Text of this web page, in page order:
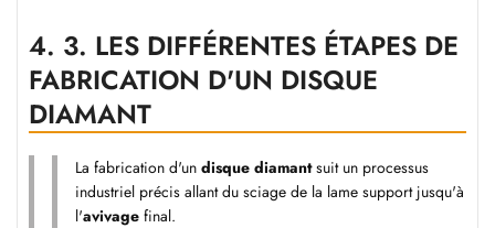
4. 3. LES DIFFÉRENTES ÉTAPES DE
FABRICATION D'UN DISQUE
DIAMANT
La fabrication d'un disque diamantsuit un processus
industriel précis allant du sciage de la lame support jusqu'à
l'avivage final.